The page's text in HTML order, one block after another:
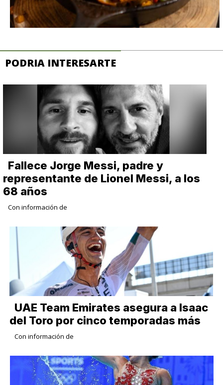
PODRIA INTERESARTE
Fallece Jorge Messi, padre y
representante de Lionel Messi, a los
68 años
Con información de
UAE Team Emirates asegura a Isaac
del Toro por cinco temporadas más
Con información de